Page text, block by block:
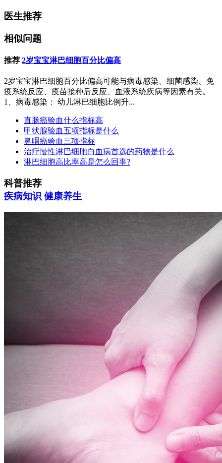
医生推荐
相似问题
推荐 2岁宝宝淋巴细胞百分比偏高
2岁宝宝淋巴细胞百分比偏高可能与病毒感染、细菌感染、免
疫系统反应、疫苗接种后反应、血液系统疾病等因素有关。
1、病毒感染： 幼儿淋巴细胞比例升...
直肠癌验血什么指标高
甲状腺验血五项指标是什么
鼻咽癌验血三项指标
治疗慢性淋巴细胞白血病首选的药物是什么
淋巴细胞高比率高是怎么回事?
科普推荐
疾病知识 健康养生